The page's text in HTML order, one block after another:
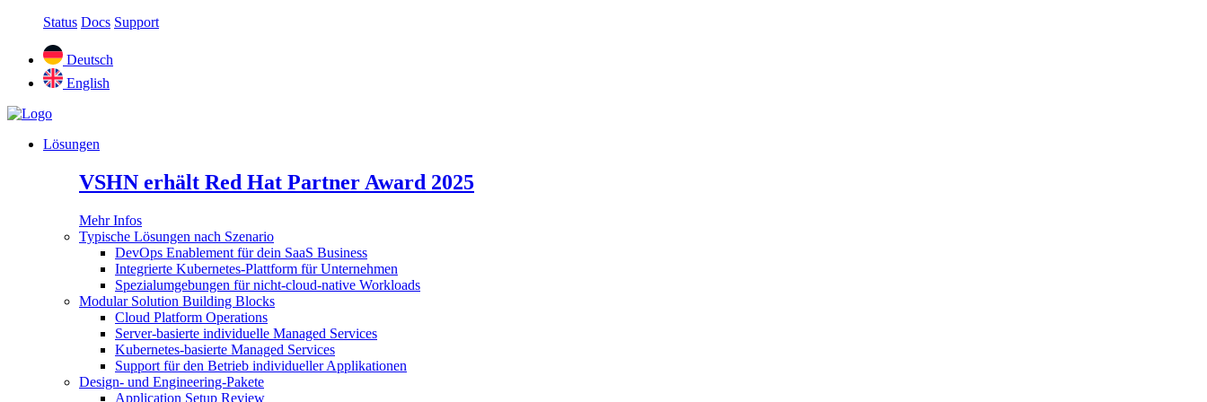
Status Docs Support
Deutsch
English
Lösungen
VSHN erhält Red Hat Partner Award 2025
Mehr Infos
Typische Lösungen nach Szenario
DevOps Enablement für dein SaaS Business
Integrierte Kubernetes-Plattform für Unternehmen
Spezialumgebungen für nicht-cloud-native Workloads
Modular Solution Building Blocks
Cloud Platform Operations
Server-basierte individuelle Managed Services
Kubernetes-basierte Managed Services
Support für den Betrieb individueller Applikationen
Design- und Engineering-Pakete
Application Setup Review